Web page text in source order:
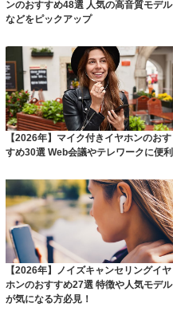
ンのおすすめ48選 人気の高音質モデル
などをピックアップ
【2026年】マイク付きイヤホンのおす
すめ30選 Web会議やテレワークに便利
【2026年】ノイズキャンセリングイヤ
ホンのおすすめ27選 特徴や人気モデル
が気になる方必見！